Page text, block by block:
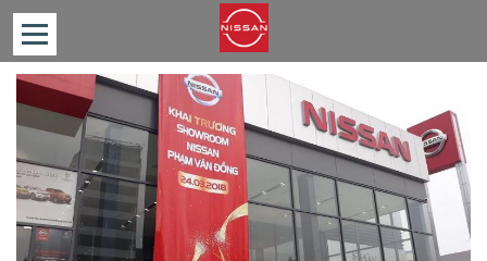
TRANG
CHỦ
GIỚI
THIỆU
SẢN
PHẨM